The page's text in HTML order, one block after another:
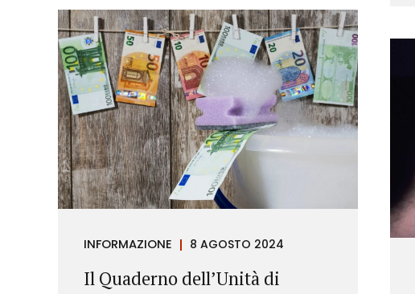
risparmiatori, titolari di quattro buoni da
5.000.000 lire ciascuno, non erano stati
pagati integralmente gli interessi
riportati nel retro dei titoli. E questo a
causa di una modifica dei rendimenti
risalente al 1986, precedente alla loro
sottoscrizione, e di un timbro che Poste
aveva messo sopra la tabella, la quale
riportava un generico...
INFORMAZIONE 8 AGOSTO 2024
Il Quaderno dell’Unità di